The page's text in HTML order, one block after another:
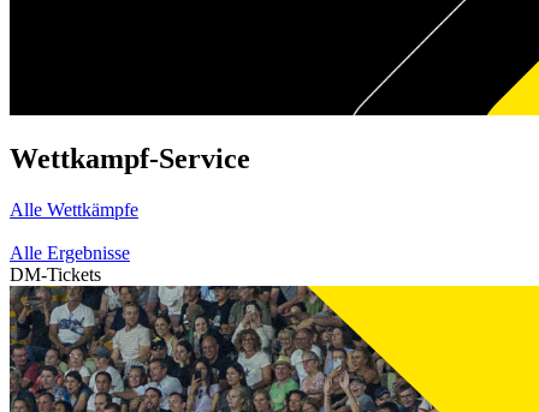
Wettkampf-Service
Alle Wettkämpfe
Alle Ergebnisse
DM-Tickets